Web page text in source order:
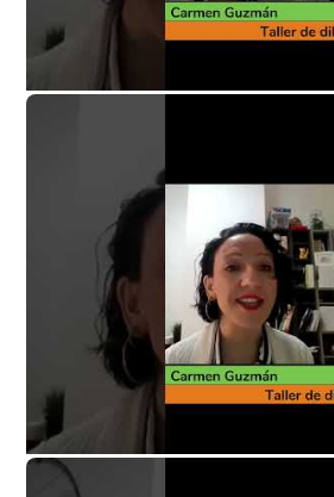
Taller de dibujo P2 - ¿Cómo surgió